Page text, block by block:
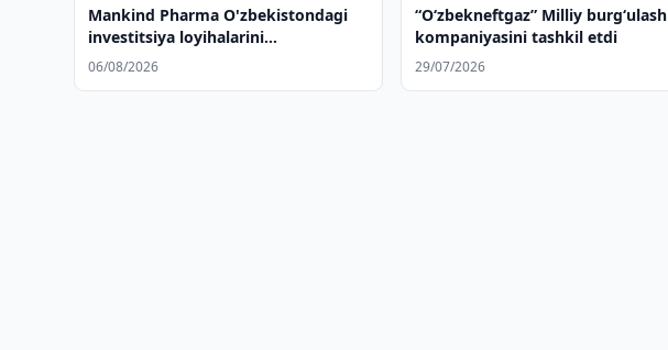
Mankind Pharma O'zbekistondagi
investitsiya loyihalarini
o'rganmoqda
06/08/2026
“Oʻzbekneftgaz” Milliy burgʻulash
kompaniyasini tashkil etdi
29/07/2026